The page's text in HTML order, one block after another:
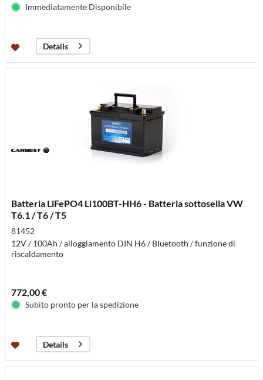
Immediatamente Disponibile
Details
Batteria LiFePO4 Li100BT-HH6 - Batteria sottosella VW
T6.1 / T6 / T5
81452
12V / 100Ah / alloggiamento DIN H6 / Bluetooth / funzione di
riscaldamento
772,00 €
Subito pronto per la spedizione
Details